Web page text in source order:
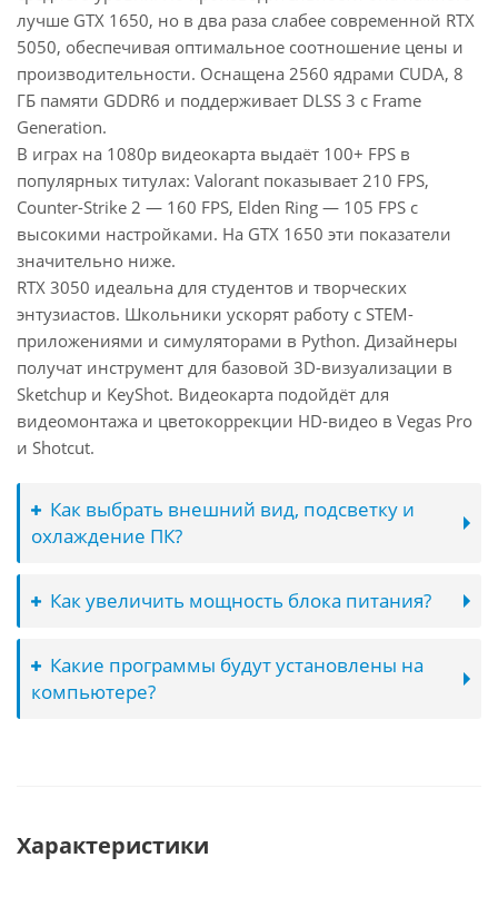
лучше GTX 1650, но в два раза слабее современной RTX
5050, обеспечивая оптимальное соотношение цены и
производительности. Оснащена 2560 ядрами CUDA, 8
ГБ памяти GDDR6 и поддерживает DLSS 3 с Frame
Generation.
В играх на 1080p видеокарта выдаёт 100+ FPS в
популярных титулах: Valorant показывает 210 FPS,
Counter-Strike 2 — 160 FPS, Elden Ring — 105 FPS с
высокими настройками. На GTX 1650 эти показатели
значительно ниже.
RTX 3050 идеальна для студентов и творческих
энтузиастов. Школьники ускорят работу с STEM-
приложениями и симуляторами в Python. Дизайнеры
получат инструмент для базовой 3D-визуализации в
Sketchup и KeyShot. Видеокарта подойдёт для
видеомонтажа и цветокоррекции HD-видео в Vegas Pro
и Shotcut.
Как выбрать внешний вид, подсветку и
охлаждение ПК?
Как увеличить мощность блока питания?
Какие программы будут установлены на
компьютере?
Характеристики